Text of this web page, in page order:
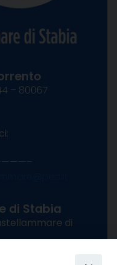
– 80067
di Stabia
di